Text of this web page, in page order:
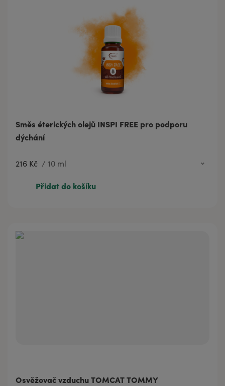
Směs éterických olejů INSPI FREE pro podporu
dýchání
216 Kč / 10 ml
347 Kč
20 ml
Přidat do košíku
Osvěžovač vzduchu TOMCAT TOMMY